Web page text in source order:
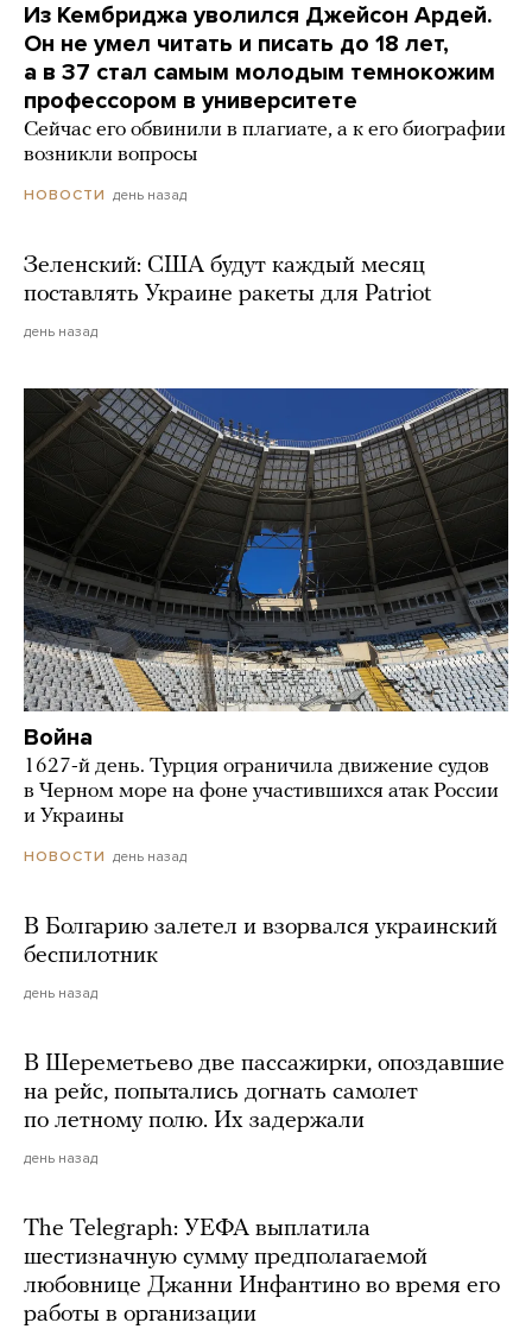
Из Кембриджа уволился Джейсон Ардей.
Он не умел читать и писать до 18 лет,
а в 37 стал самым молодым темнокожим
профессором в университете
Сейчас его обвинили в плагиате, а к его биографии
возникли вопросы
НОВОСТИ день назад
Зеленский: США будут каждый месяц
поставлять Украине ракеты для Patriot
день назад
Война
1627-й день. Турция ограничила движение судов
в Черном море на фоне участившихся атак России
и Украины
НОВОСТИ день назад
В Болгарию залетел и взорвался украинский
беспилотник
день назад
В Шереметьево две пассажирки, опоздавшие
на рейс, попытались догнать самолет
по летному полю. Их задержали
день назад
The Telegraph: УЕФА выплатила
шестизначную сумму предполагаемой
любовнице Джанни Инфантино во время его
работы в организации